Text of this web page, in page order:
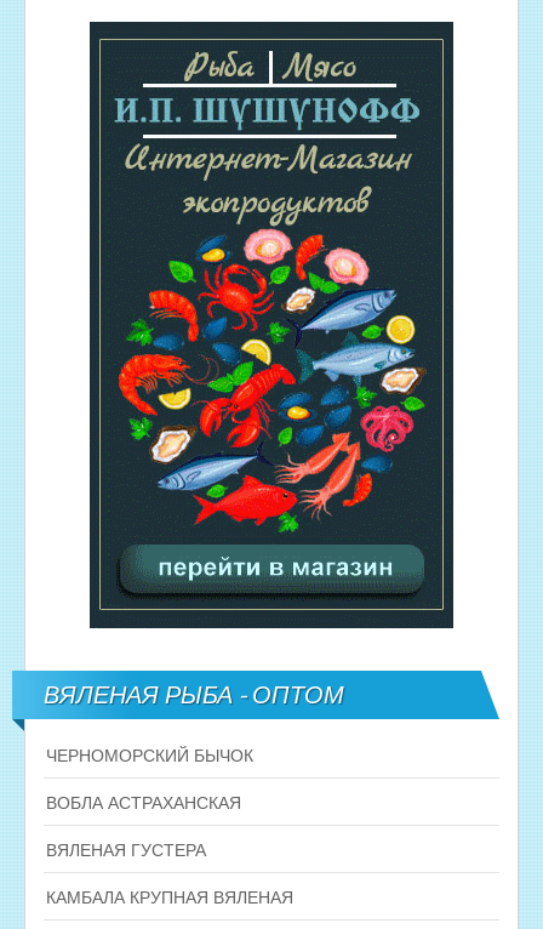
ВЯЛЕНАЯ РЫБА - ОПТОМ
ЧЕРНОМОРСКИЙ БЫЧОК
ВОБЛА АСТРАХАНСКАЯ
ВЯЛЕНАЯ ГУСТЕРА
КАМБАЛА КРУПНАЯ ВЯЛЕНАЯ